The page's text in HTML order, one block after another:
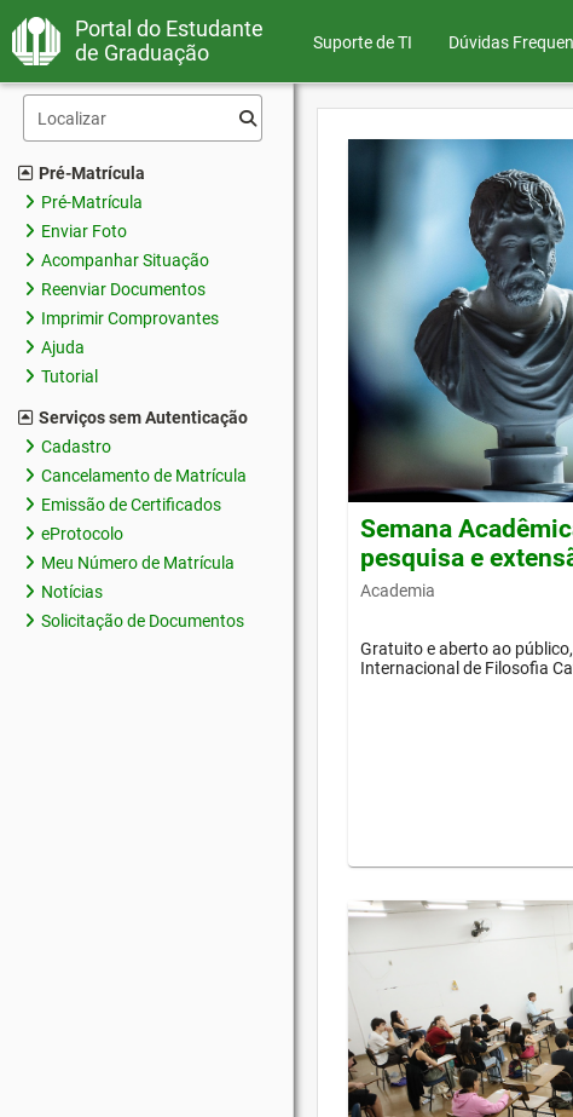
Portal do Estudante
de Graduação
Suporte de TI Dúvidas
Pré-Matrícula
Pré-Matrícula
Enviar Foto
Acompanhar Situação
Reenviar Documentos
Imprimir Comprovantes
Ajuda
Tutorial
Serviços sem Autenticação
Cadastro
Cancelamento de Matrícula
Emissão de Certificados
eProtocolo
Meu Número de Matrícula
Notícias
Solicitação de Documentos
Semana
pesquisa e
Academia
Gratuito e aberto ao
Internacional de Filosofia